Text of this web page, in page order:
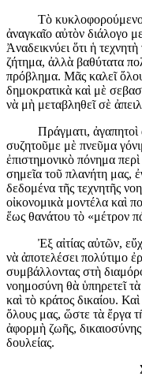
Τὸ κυκλοφορούμενο
ἀναγκαῖο αὐτὸν διάλογο
Ἀναδεικνύει ὅτι ἡ
ζήτημα, ἀλλὰ βαθύτατα
πρόβλημα. Μᾶς καλεῖ
δημοκρατικὰ καὶ μὲ
νὰ μὴ μεταβληθεῖ σὲ
Πράγματι, ἀγαπητοὶ
συζητοῦμε μὲ πνεῦμα
ἐπιστημονικὸ πόνημα
σημεῖα τοῦ πλανήτη μας,
δεδομένα τῆς τεχνητῆς
οἰκονομικὰ μοντέλα καὶ
ἕως θανάτου τὸ «μέτρον
Ἐξ αἰτίας αὐτῶν,
νὰ ἀποτελέσει πολύτιμο
συμβάλλοντας στὴ
νοημοσύνη θὰ ὑπηρετεῖ
καὶ τὸ κράτος δικαίου.
ὅλους μας, ὥστε τὰ ἔργα
ἀφορμὴ ζωῆς,
δουλείας.